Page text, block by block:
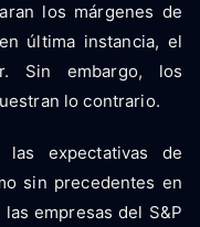
los márgenes de
última instancia, el
Sin embargo, los
lo contrario.
las expectativas de
sin precedentes en
empresas del S&P